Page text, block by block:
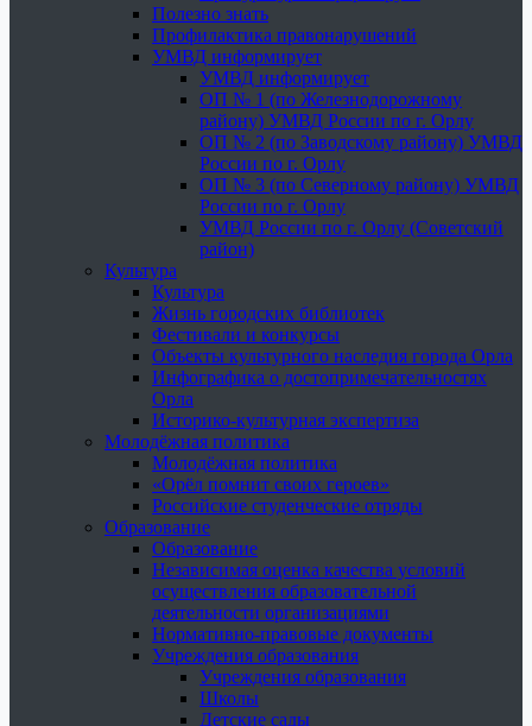
Полезно знать
Профилактика правонарушений
УМВД информирует
УМВД информирует
ОП № 1 (по Железнодорожному
району) УМВД России по г. Орлу
ОП № 2 (по Заводскому району) УМВД
России по г. Орлу
ОП № 3 (по Северному району) УМВД
России по г. Орлу
УМВД России по г. Орлу (Советский
район)
Культура
Культура
Жизнь городских библиотек
Фестивали и конкурсы
Объекты культурного наследия города Орла
Инфографика о достопримечательностях
Орла
Историко-культурная экспертиза
Молодёжная политика
Молодёжная политика
«Орёл помнит своих героев»
Российские студенческие отряды
Образование
Образование
Независимая оценка качества условий
осуществления образовательной
деятельности организациями
Нормативно-правовые документы
Учреждения образования
Учреждения образования
Школы
Детские сады